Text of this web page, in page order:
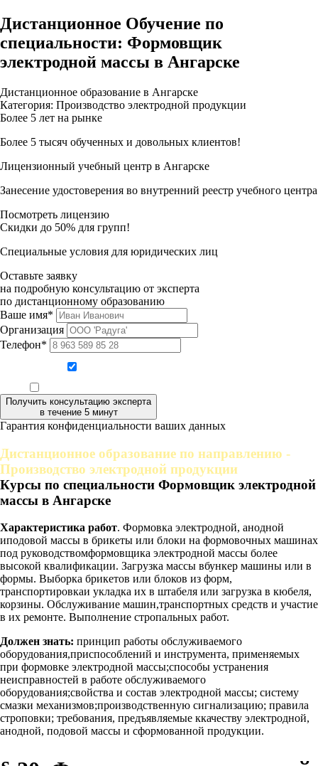
Дистанционное Обучение по
специальности: Формовщик
электродной массы в Ангарске
Дистанционное образование в Ангарске
Категория: Производство электродной продукции
Более 5 лет на рынке
Более 5 тысяч обученных и довольных клиентов!
Лицензионный учебный центр в Ангарске
Занесение удостоверения во внутренний реестр учебного центра
Посмотреть лицензию
Скидки до 50% для групп!
Специальные условия для юридических лиц
Оставьте заявку
на подробную консультацию от эксперта
по дистанционному образованию
Ваше имя*
Организация
Телефон*
Получить консультацию эксперта
в течение 5 минут
Гарантия конфиденциальности ваших данных
Дистанционное образование по направлению -
Производство электродной продукции
Курсы по специальности Формовщик электродной
массы в Ангарске
Характеристика работ. Формовка электродной, анодной
иподовой массы в брикеты или блоки на формовочных машинах
под руководствомформовщика электродной массы более
высокой квалификации. Загрузка массы вбункер машины или в
формы. Выборка брикетов или блоков из форм,
транспортировкаи укладка их в штабеля или загрузка в кюбеля,
корзины. Обслуживание машин,транспортных средств и участие
в их ремонте. Выполнение стропальных работ.
Должен знать: принцип работы обслуживаемого
оборудования,приспособлений и инструмента, применяемых
при формовке электродной массы;способы устранения
неисправностей в работе обслуживаемого
оборудования;свойства и состав электродной массы; систему
смазки механизмов;производственную сигнализацию; правила
строповки; требования, предъявляемые ккачеству электродной,
анодной, подовой массы и сформованной продукции.